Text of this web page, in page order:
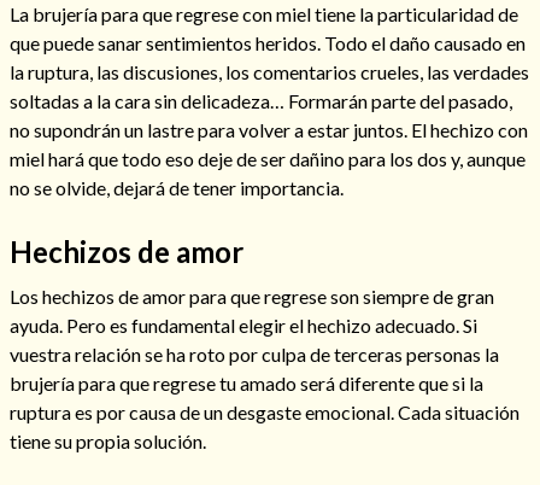
La brujería para que regrese con miel tiene la particularidad de
que puede sanar sentimientos heridos. Todo el daño causado en
la ruptura, las discusiones, los comentarios crueles, las verdades
soltadas a la cara sin delicadeza… Formarán parte del pasado,
no supondrán un lastre para volver a estar juntos. El hechizo con
miel hará que todo eso deje de ser dañino para los dos y, aunque
no se olvide, dejará de tener importancia.
Hechizos de amor
Los hechizos de amor para que regrese son siempre de gran
ayuda. Pero es fundamental elegir el hechizo adecuado. Si
vuestra relación se ha roto por culpa de terceras personas la
brujería para que regrese tu amado será diferente que si la
ruptura es por causa de un desgaste emocional. Cada situación
tiene su propia solución.